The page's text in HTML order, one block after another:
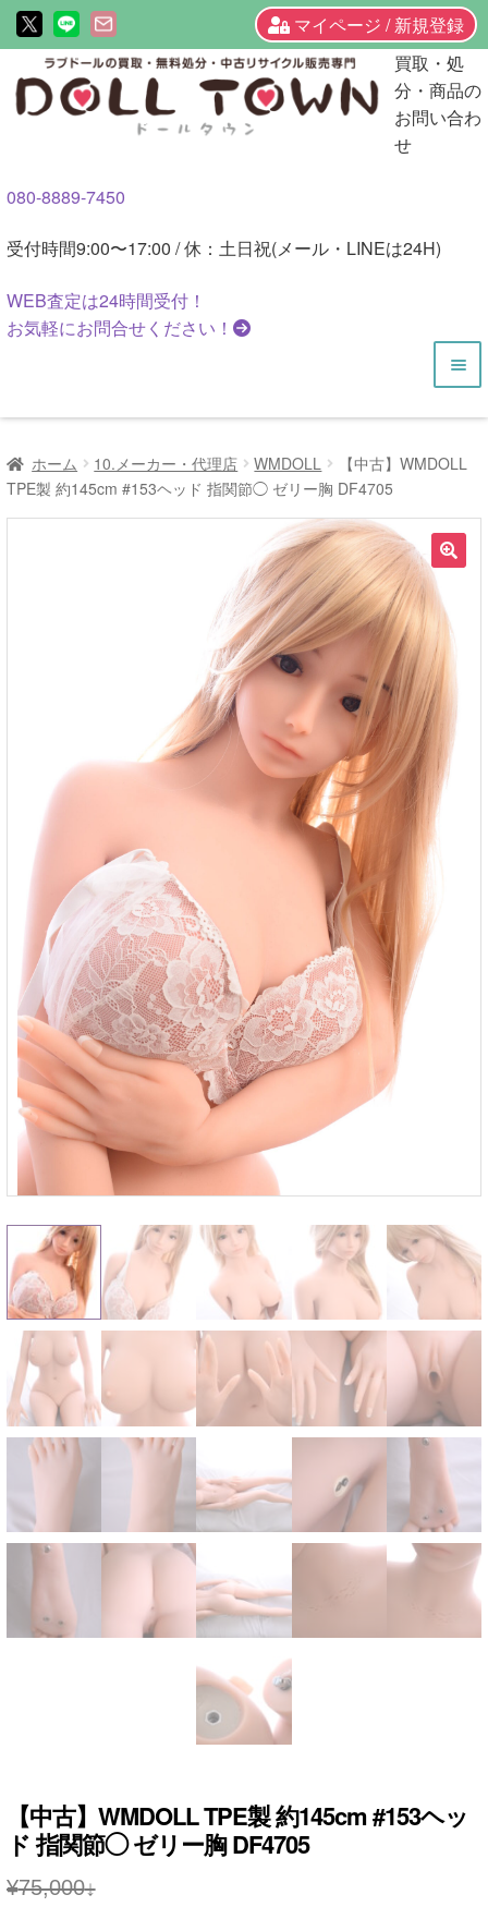
マイページ / 新規登録
ビ
ゲ
ョ
へ
キ
ッ
ン
テ
へ
キ
プ
買取・処
分・商品の
お問い合わ
せ
080-8889-7450
受付時間9:00〜17:00 / 休：土日祝(メール・LINEは24H)
WEB査定は24時間受付！
お気軽にお問合せください！
HOME
商品一覧
ブ
メ
ー
を
展
お問い合わせ
ホーム 10.メーカー・代理店 WMDOLL
【中古】WMDOLL
TPE製 約145cm #153ヘッド 指関節◯ ゼリー胸 DF4705
【中古】WMDOLL TPE製 約145cm #153ヘッ
ド 指関節◯ ゼリー胸 DF4705
¥75,000